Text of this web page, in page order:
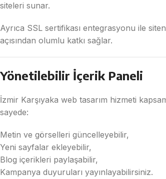
siteleri sunar.
Ayrıca SSL sertifikası entegrasyonu ile
açısından olumlu katkı sağlar.
Yönetilebilir İçerik Paneli
İzmir Karşıyaka web tasarım hizmeti
sayede:
Metin ve görselleri güncelleyebilir,
Yeni sayfalar ekleyebilir,
Blog içerikleri paylaşabilir,
Kampanya duyuruları yayınlayabilirsiniz.